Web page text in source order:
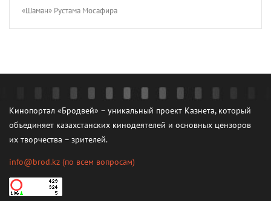
«Шаман» Рустама Мосафира
Кинопортал «Бродвей» – уникальный проект Казнета, который
объединяет казахстанских кинодеятелей и основных цензоров
их творчества – зрителей.
info@brod.kz (по всем вопросам)